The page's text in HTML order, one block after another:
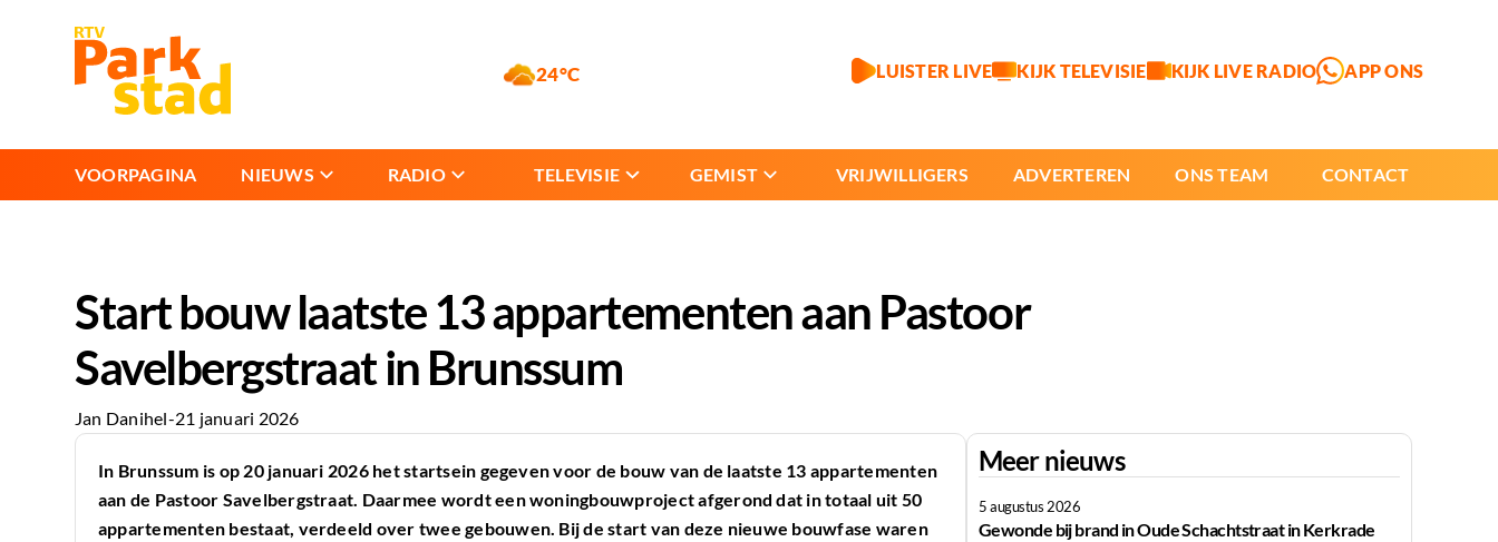
24°C LUISTER LIVE KIJK TELEVISIE KIJK LIVE RADIO APP ONS
VOORPAGINA NIEUWS RADIO TELEVISIE GEMIST VRIJWILLIGERS ADVERTEREN ONS TEAM CONTACT
Start bouw laatste 13 appartementen aan Pastoor
Savelbergstraat in Brunssum
Jan Danihel-21 januari 2026
In Brunssum is op 20 januari 2026 het startsein gegeven voor de bouw van de laatste 13 appartementen
aan de Pastoor Savelbergstraat. Daarmee wordt een woningbouwproject afgerond dat in totaal uit 50
appartementen bestaat, verdeeld over twee gebouwen. Bij de start van deze nieuwe bouwfase waren
Meer nieuws
5 augustus 2026
Gewonde bij brand in Oude Schachtstraat in Kerkrade